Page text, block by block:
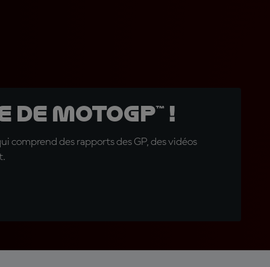
MotoGP™ !
comprend des rapports des GP, des vidéos